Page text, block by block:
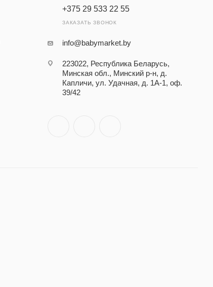
+375 29 533 22 55
ЗАКАЗАТЬ ЗВОНОК
info@babymarket.by
223022, Республика Беларусь,
Минская обл., Минский р-н, д.
Капличи, ул. Удачная, д. 1А-1, оф.
39/42